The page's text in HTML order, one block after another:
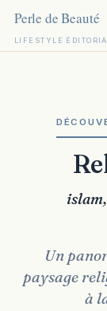
LIFESTYLE
Un
paysage
à